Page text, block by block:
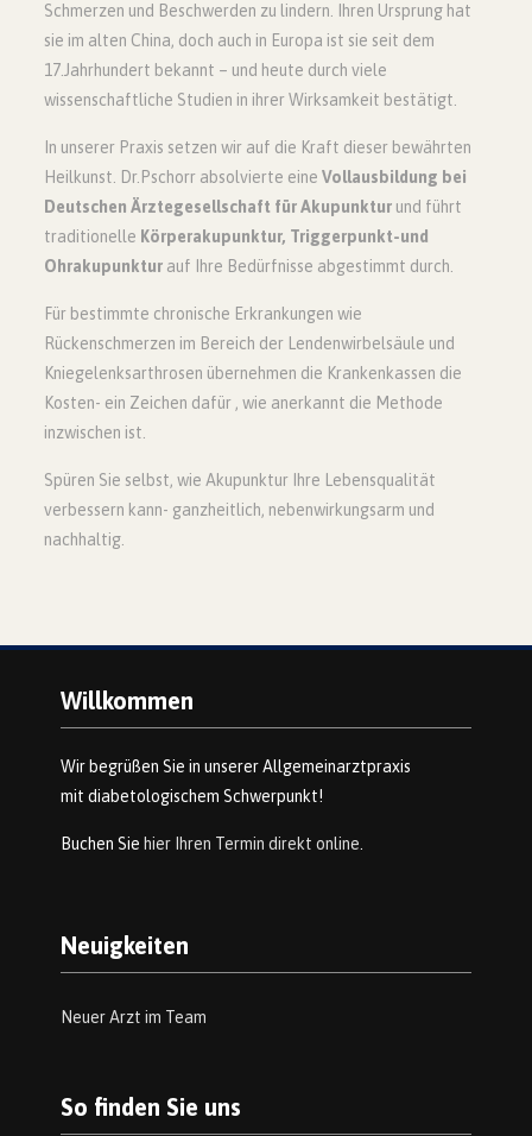
Schmerzen und Beschwerden zu lindern. Ihren Ursprung hat
sie im alten China, doch auch in Europa ist sie seit dem
17.Jahrhundert bekannt – und heute durch viele
wissenschaftliche Studien in ihrer Wirksamkeit bestätigt.
In unserer Praxis setzen wir auf die Kraft dieser bewährten
Heilkunst. Dr.Pschorr absolvierte eineVollausbildung bei
Deutschen Ärztegesellschaft für Akupunktur und führt
traditionelle Körperakupunktur, Triggerpunkt-und
Ohrakupunktur auf Ihre Bedürfnisse abgestimmt durch.
Für bestimmte chronische Erkrankungen wie
Rückenschmerzen im Bereich der Lendenwirbelsäule und
Kniegelenksarthrosen übernehmen die Krankenkassen die
Kosten- ein Zeichen dafür , wie anerkannt die Methode
inzwischen ist.
Spüren Sie selbst, wie Akupunktur Ihre Lebensqualität
verbessern kann- ganzheitlich, nebenwirkungsarm und
nachhaltig.
Willkommen
Wir begrüßen Sie in unserer Allgemeinarztpraxis
mit diabetologischem Schwerpunkt!
Buchen Sie hier Ihren Termin direkt online
Neuigkeiten
Neuer Arzt im Team
So finden Sie uns